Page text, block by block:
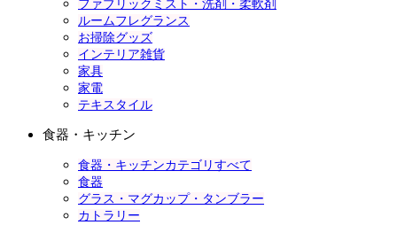
ファブリックミスト・洗剤・柔軟剤
ルームフレグランス
お掃除グッズ
インテリア雑貨
家具
家電
テキスタイル
食器・キッチン
食器・キッチンカテゴリすべて
食器
グラス・マグカップ・タンブラー
カトラリー